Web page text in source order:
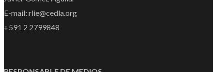
E-mail: rlie@cedla.org
+591 2 2799848